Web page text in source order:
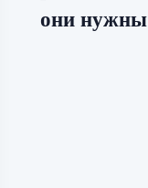
они нужны